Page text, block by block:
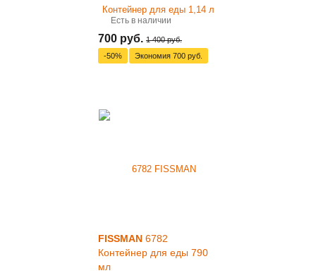
Есть в наличии
700 руб. 1 400 руб.
-50%
Экономия 700 руб.
FISSMAN 6782
Контейнер для еды 790
мл